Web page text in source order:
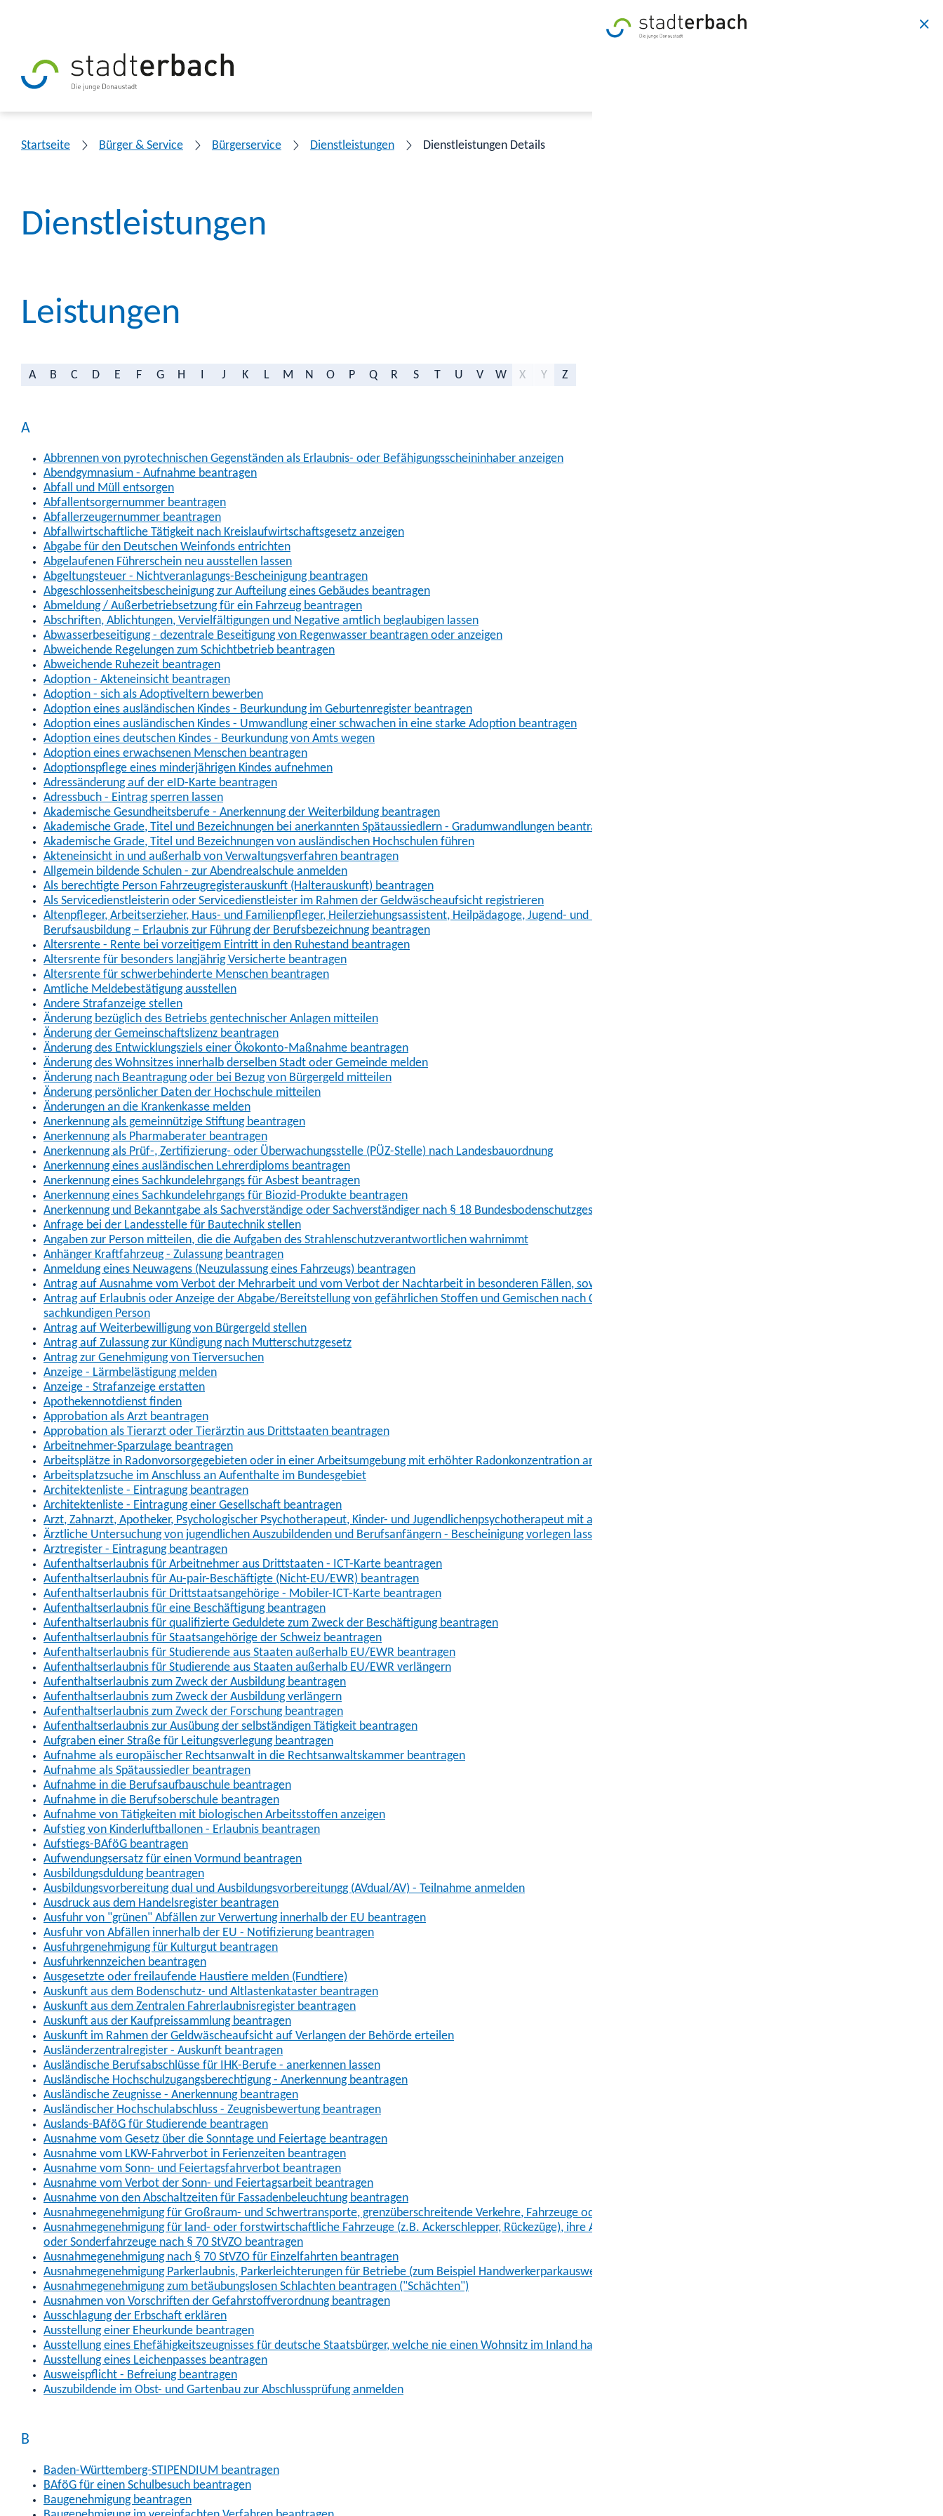
Startseite Bürger & Service Bürgerservice Dienstleistungen Dienstleistungen Details
Dienstleistungen
Leistungen
A B C D E F G H J K L M N O P Q R S T U V W X Y Z
A
Abbrennen von pyrotechnischen Gegenständen als Erlaubnis- oder Befähigungsscheininhaber anzeigen
Abendgymnasium - Aufnahme beantragen
Abfall und Müll entsorgen
Abfallentsorgernummer beantragen
Abfallerzeugernummer beantragen
Abfallwirtschaftliche Tätigkeit nach Kreislaufwirtschaftsgesetz anzeigen
Abgabe für den Deutschen Weinfonds entrichten
Abgelaufenen Führerschein neu ausstellen lassen
Abgeltungsteuer - Nichtveranlagungs-Bescheinigung beantragen
Abgeschlossenheitsbescheinigung zur Aufteilung eines Gebäudes beantragen
Abmeldung / Außerbetriebsetzung für ein Fahrzeug beantragen
Abschriften, Ablichtungen, Vervielfältigungen und Negative amtlich beglaubigen lassen
Abwasserbeseitigung - dezentrale Beseitigung von Regenwasser beantragen oder anzeigen
Abweichende Regelungen zum Schichtbetrieb beantragen
Abweichende Ruhezeit beantragen
Adoption - Akteneinsicht beantragen
Adoption - sich als Adoptiveltern bewerben
Adoption eines ausländischen Kindes - Beurkundung im Geburtenregister beantragen
Adoption eines ausländischen Kindes - Umwandlung einer schwachen in eine starke Adoption beantragen
Adoption eines deutschen Kindes - Beurkundung von Amts wegen
Adoption eines erwachsenen Menschen beantragen
Adoptionspflege eines minderjährigen Kindes aufnehmen
Adressänderung auf der eID-Karte beantragen
Adressbuch - Eintrag sperren lassen
Akademische Gesundheitsberufe - Anerkennung der Weiterbildung beantragen
Akademische Grade, Titel und Bezeichnungen bei anerkannten Spätaussiedlern - Gradumwandlungen beantragen
Akademische Grade, Titel und Bezeichnungen von ausländischen Hochschulen führen
Akteneinsicht in und außerhalb von Verwaltungsverfahren beantragen
Allgemein bildende Schulen - zur Abendrealschule anmelden
Als berechtigte Person Fahrzeugregisterauskunft (Halterauskunft) beantragen
Als Servicedienstleisterin oder Servicedienstleister im Rahmen der Geldwäscheaufsicht registrieren
Altenpfleger, Arbeitserzieher, Haus- und Familienpfleger, Heilerziehungsassistent, Heilpädagoge, Jugend- und Heimerzieher, Sozialarbeiter, Sozialpädagoge mit ausländischer
Berufsausbildung – Erlaubnis zur Führung der Berufsbezeichnung beantragen
Altersrente - Rente bei vorzeitigem Eintritt in den Ruhestand beantragen
Altersrente für besonders langjährig Versicherte beantragen
Altersrente für schwerbehinderte Menschen beantragen
Amtliche Meldebestätigung ausstellen
Andere Strafanzeige stellen
Änderung bezüglich des Betriebs gentechnischer Anlagen mitteilen
Änderung der Gemeinschaftslizenz beantragen
Änderung des Entwicklungsziels einer Ökokonto-Maßnahme beantragen
Änderung des Wohnsitzes innerhalb derselben Stadt oder Gemeinde melden
Änderung nach Beantragung oder bei Bezug von Bürgergeld mitteilen
Änderung persönlicher Daten der Hochschule mitteilen
Änderungen an die Krankenkasse melden
Anerkennung als gemeinnützige Stiftung beantragen
Anerkennung als Pharmaberater beantragen
Anerkennung als Prüf-, Zertifizierung- oder Überwachungsstelle (PÜZ-Stelle) nach Landesbauordnung
Anerkennung eines ausländischen Lehrerdiploms beantragen
Anerkennung eines Sachkundelehrgangs für Asbest beantragen
Anerkennung eines Sachkundelehrgangs für Biozid-Produkte beantragen
Anerkennung und Bekanntgabe als Sachverständige oder Sachverständiger nach § 18 Bundesbodenschutzgesetz
Anfrage bei der Landesstelle für Bautechnik stellen
Angaben zur Person mitteilen, die die Aufgaben des Strahlenschutzverantwortlichen wahrnimmt
Anhänger Kraftfahrzeug - Zulassung beantragen
Anmeldung eines Neuwagens (Neuzulassung eines Fahrzeugs) beantragen
Antrag auf Ausnahme vom Verbot der Mehrarbeit und vom Verbot der Nachtarbeit in besonderen Fällen, sowie der Art der Arbeit und dem Arbeitstempo
Antrag auf Erlaubnis oder Anzeige der Abgabe/Bereitstellung von gefährlichen Stoffen und Gemischen nach ChemVerbotsV sowie Änderungsanzeigen bei Wechsel der
sachkundigen Person
Antrag auf Weiterbewilligung von Bürgergeld stellen
Antrag auf Zulassung zur Kündigung nach Mutterschutzgesetz
Antrag zur Genehmigung von Tierversuchen
Anzeige - Lärmbelästigung melden
Anzeige - Strafanzeige erstatten
Apothekennotdienst finden
Approbation als Arzt beantragen
Approbation als Tierarzt oder Tierärztin aus Drittstaaten beantragen
Arbeitnehmer-Sparzulage beantragen
Arbeitsplätze in Radonvorsorgegebieten oder in einer Arbeitsumgebung mit erhöhter Radonkonzentration anmelden
Arbeitsplatzsuche im Anschluss an Aufenthalte im Bundesgebiet
Architektenliste - Eintragung beantragen
Architektenliste - Eintragung einer Gesellschaft beantragen
Arzt, Zahnarzt, Apotheker, Psychologischer Psychotherapeut, Kinder- und Jugendlichenpsychotherapeut mit ausländischer Berufsausbildung – Approbation beantragen
Ärztliche Untersuchung von jugendlichen Auszubildenden und Berufsanfängern - Bescheinigung vorlegen lassen
Arztregister - Eintragung beantragen
Aufenthaltserlaubnis für Arbeitnehmer aus Drittstaaten - ICT-Karte beantragen
Aufenthaltserlaubnis für Au-pair-Beschäftigte (Nicht-EU/EWR) beantragen
Aufenthaltserlaubnis für Drittstaatsangehörige - Mobiler-ICT-Karte beantragen
Aufenthaltserlaubnis für eine Beschäftigung beantragen
Aufenthaltserlaubnis für qualifizierte Geduldete zum Zweck der Beschäftigung beantragen
Aufenthaltserlaubnis für Staatsangehörige der Schweiz beantragen
Aufenthaltserlaubnis für Studierende aus Staaten außerhalb EU/EWR beantragen
Aufenthaltserlaubnis für Studierende aus Staaten außerhalb EU/EWR verlängern
Aufenthaltserlaubnis zum Zweck der Ausbildung beantragen
Aufenthaltserlaubnis zum Zweck der Ausbildung verlängern
Aufenthaltserlaubnis zum Zweck der Forschung beantragen
Aufenthaltserlaubnis zur Ausübung der selbständigen Tätigkeit beantragen
Aufgraben einer Straße für Leitungsverlegung beantragen
Aufnahme als europäischer Rechtsanwalt in die Rechtsanwaltskammer beantragen
Aufnahme als Spätaussiedler beantragen
Aufnahme in die Berufsaufbauschule beantragen
Aufnahme in die Berufsoberschule beantragen
Aufnahme von Tätigkeiten mit biologischen Arbeitsstoffen anzeigen
Aufstieg von Kinderluftballonen - Erlaubnis beantragen
Aufstiegs-BAföG beantragen
Aufwendungsersatz für einen Vormund beantragen
Ausbildungsduldung beantragen
Ausbildungsvorbereitung dual und Ausbildungsvorbereitungg (AVdual/AV) - Teilnahme anmelden
Ausdruck aus dem Handelsregister beantragen
Ausfuhr von "grünen" Abfällen zur Verwertung innerhalb der EU beantragen
Ausfuhr von Abfällen innerhalb der EU - Notifizierung beantragen
Ausfuhrgenehmigung für Kulturgut beantragen
Ausfuhrkennzeichen beantragen
Ausgesetzte oder freilaufende Haustiere melden (Fundtiere)
Auskunft aus dem Bodenschutz- und Altlastenkataster beantragen
Auskunft aus dem Zentralen Fahrerlaubnisregister beantragen
Auskunft aus der Kaufpreissammlung beantragen
Auskunft im Rahmen der Geldwäscheaufsicht auf Verlangen der Behörde erteilen
Ausländerzentralregister - Auskunft beantragen
Ausländische Berufsabschlüsse für IHK-Berufe - anerkennen lassen
Ausländische Hochschulzugangsberechtigung - Anerkennung beantragen
Ausländische Zeugnisse - Anerkennung beantragen
Ausländischer Hochschulabschluss - Zeugnisbewertung beantragen
Auslands-BAföG für Studierende beantragen
Ausnahme vom Gesetz über die Sonntage und Feiertage beantragen
Ausnahme vom LKW-Fahrverbot in Ferienzeiten beantragen
Ausnahme vom Sonn- und Feiertagsfahrverbot beantragen
Ausnahme vom Verbot der Sonn- und Feiertagsarbeit beantragen
Ausnahme von den Abschaltzeiten für Fassadenbeleuchtung beantragen
Ausnahmegenehmigung für Großraum- und Schwertransporte, grenzüberschreitende Verkehre, Fahrzeuge oder Fahrzeugkombinationen nach § 70 StVZO beantragen
Ausnahmegenehmigung für land- oder forstwirtschaftliche Fahrzeuge (z.B. Ackerschlepper, Rückezüge), ihre Anhänger, Arbeitsmaschinen (z.B. Gabelstapler, Mähdrescher)
oder Sonderfahrzeuge nach § 70 StVZO beantragen
Ausnahmegenehmigung nach § 70 StVZO für Einzelfahrten beantragen
Ausnahmegenehmigung Parkerlaubnis, Parkerleichterungen für Betriebe (zum Beispiel Handwerkerparkausweis)
Ausnahmegenehmigung zum betäubungslosen Schlachten beantragen ("Schächten")
Ausnahmen von Vorschriften der Gefahrstoffverordnung beantragen
Ausschlagung der Erbschaft erklären
Ausstellung einer Eheurkunde beantragen
Ausstellung eines Ehefähigkeitszeugnisses für deutsche Staatsbürger, welche nie einen Wohnsitz im Inland hatten
Ausstellung eines Leichenpasses beantragen
Ausweispflicht - Befreiung beantragen
Auszubildende im Obst- und Gartenbau zur Abschlussprüfung anmelden
B
Baden-Württemberg-STIPENDIUM beantragen
BAföG für einen Schulbesuch beantragen
Baugenehmigung beantragen